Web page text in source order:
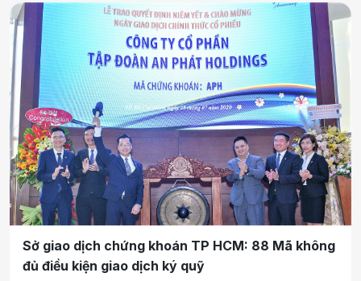
Sở giao dịch chứng khoán TP HCM: 88 Mã không
đủ điều kiện giao dịch ký quỹ